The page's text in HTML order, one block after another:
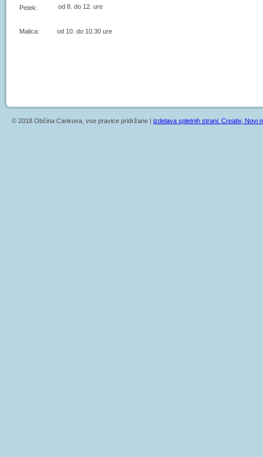
Petek: od 8. do 12. ure
Malica: od 10. do 10.30 ure
© 2018 Občina Cankova, vse pravice pridržane | izdelava spletnih strani: Creativ, Novi